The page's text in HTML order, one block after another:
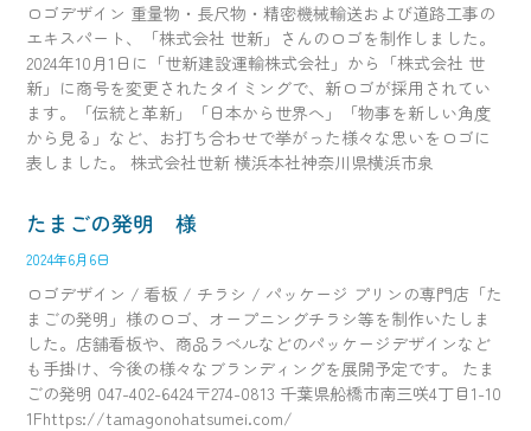
ロゴデザイン 重量物・長尺物・精密機械輸送および道路工事の
エキスパート、「株式会社 世新」さんのロゴを制作しました。
2024年10月1日に「世新建設運輸株式会社」から「株式会社 世
新」に商号を変更されたタイミングで、新ロゴが採用されてい
ます。「伝統と革新」「日本から世界へ」「物事を新しい角度
から見る」など、お打ち合わせで挙がった様々な思いをロゴに
表しました。 株式会社世新 横浜本社神奈川県横浜市泉
たまごの発明 様
2024年6月6日
ロゴデザイン / 看板 / チラシ / パッケージ プリンの専門店「た
まごの発明」様のロゴ、オープニングチラシ等を制作いたしま
した。店舗看板や、商品ラベルなどのパッケージデザインなど
も手掛け、今後の様々なブランディングを展開予定です。 たま
ごの発明 047-402-6424〒274-0813 千葉県船橋市南三咲4丁目1-10
1Fhttps://tamagonohatsumei.com/